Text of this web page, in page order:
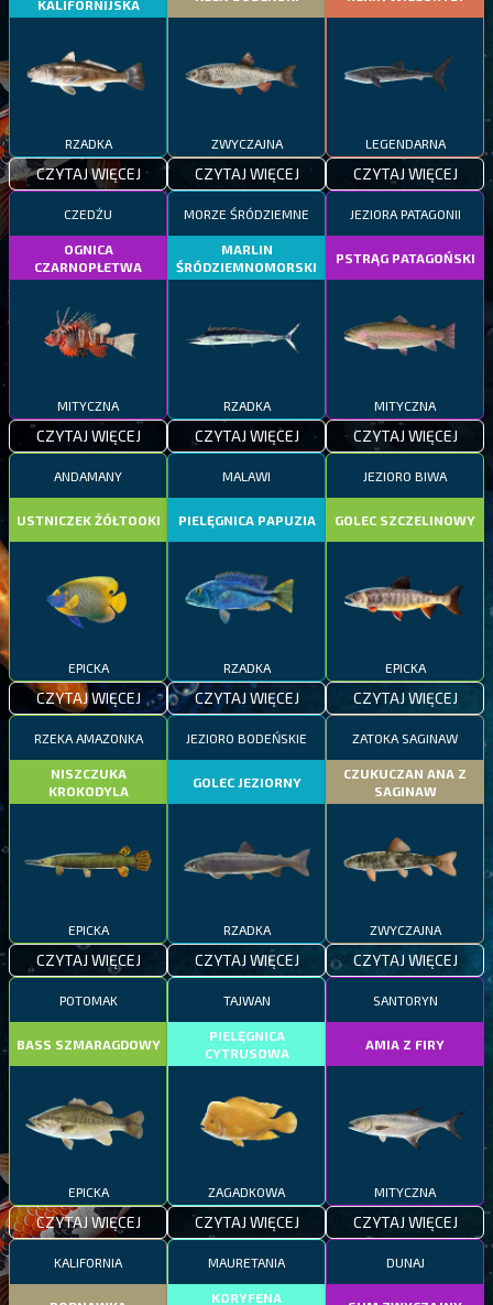
KALIFORNIJSKA
RZADKA
CZYTAJ WIĘCEJ
ZWYCZAJNA
CZYTAJ WIĘCEJ
LEGENDARNA
CZYTAJ WIĘCEJ
CZEDŻU
OGNICA
CZARNOPŁETWA
MITYCZNA
CZYTAJ WIĘCEJ
MORZE ŚRÓDZIEMNE
MARLIN
ŚRÓDZIEMNOMORSKI
RZADKA
CZYTAJ WIĘCEJ
JEZIORA PATAGONII
PSTRĄG PATAGOŃSKI
MITYCZNA
CZYTAJ WIĘCEJ
ANDAMANY
USTNICZEK ŻÓŁTOOKI
EPICKA
CZYTAJ WIĘCEJ
MALAWI
PIELĘGNICA PAPUZIA
RZADKA
CZYTAJ WIĘCEJ
JEZIORO BIWA
GOLEC SZCZELINOWY
EPICKA
CZYTAJ WIĘCEJ
RZEKA AMAZONKA
NISZCZUKA
KROKODYLA
EPICKA
CZYTAJ WIĘCEJ
JEZIORO BODEŃSKIE
GOLEC JEZIORNY
RZADKA
CZYTAJ WIĘCEJ
ZATOKA SAGINAW
CZUKUCZAN ANA Z
SAGINAW
ZWYCZAJNA
CZYTAJ WIĘCEJ
POTOMAK
BASS SZMARAGDOWY
EPICKA
CZYTAJ WIĘCEJ
TAJWAN
PIELĘGNICA
CYTRUSOWA
ZAGADKOWA
CZYTAJ WIĘCEJ
SANTORYN
AMIA Z FIRY
MITYCZNA
CZYTAJ WIĘCEJ
KALIFORNIA MAURETANIA
KORYFENA
DUNAJ